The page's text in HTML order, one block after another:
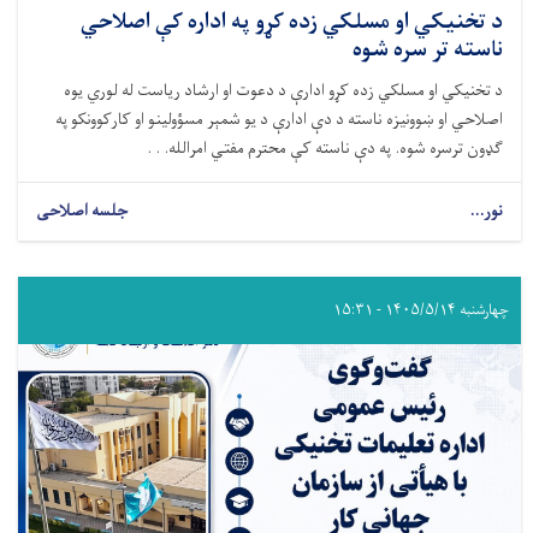
د تخنیکي او مسلکي زده کړو په اداره کې اصلاحي
ناسته تر سره شوه
د تخنیکي او مسلکي زده کړو ادارې د دعوت او ارشاد ریاست له لوري یوه
اصلاحي او ښوونیزه ناسته د دې ادارې د یو شمېر مسؤولینو او کارکوونکو په
ګډون ترسره شوه. په دې ناسته کې محترم مفتي امرالله. . .
نور... جلسه اصلاحی
چهارشنبه ۱۴۰۵/۵/۱۴ - ۱۵:۳۱